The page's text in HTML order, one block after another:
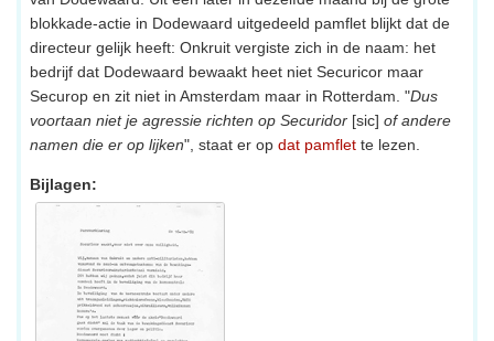
blokkade-actie in Dodewaard uitgedeeld pamflet blijkt dat de
directeur gelijk heeft: Onkruit vergiste zich in de naam: het
bedrijf dat Dodewaard bewaakt heet niet Securicor maar
Securop en zit niet in Amsterdam maar in Rotterdam. "Dus
voortaan niet je agressie richten op Securidor [sic] of andere
namen die er op lijken", staat er op dat pamflet te lezen.
Bijlagen: